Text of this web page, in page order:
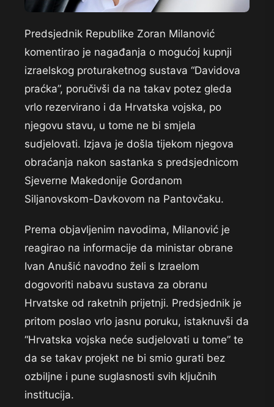
Predsjednik Republike Zoran Milanović
komentirao je nagađanja o mogućoj kupnji
izraelskog proturaketnog sustava “Davidova
praćka”, poručivši da na takav potez gleda
vrlo rezervirano i da Hrvatska vojska, po
njegovu stavu, u tome ne bi smjela
sudjelovati. Izjava je došla tijekom njegova
obraćanja nakon sastanka s predsjednicom
Sjeverne Makedonije Gordanom
Siljanovskom-Davkovom na Pantovčaku.
Prema objavljenim navodima, Milanović je
reagirao na informacije da ministar obrane
Ivan Anušić navodno želi s Izraelom
dogovoriti nabavu sustava za obranu
Hrvatske od raketnih prijetnji. Predsjednik je
pritom poslao vrlo jasnu poruku, istaknuvši da
“Hrvatska vojska neće sudjelovati u tome” te
da se takav projekt ne bi smio gurati bez
ozbiljne i pune suglasnosti svih ključnih
institucija.